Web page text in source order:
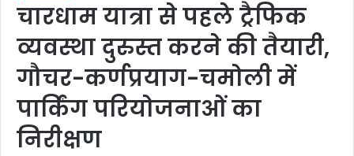
चारधाम यात्रा से पहले ट्रैफिक
व्यवस्था दुरुस्त करने की तैयारी,
गौचर-कर्णप्रयाग-चमोली में
पार्किंग परियोजनाओं का
निरीक्षण